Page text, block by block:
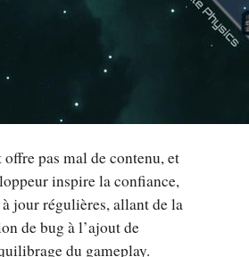
offre pas mal de contenu, et
inspire la confiance,
à jour régulières, allant de la
de bug à l’ajout de
du gameplay.